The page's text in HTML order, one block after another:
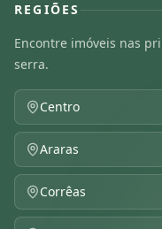
REGIÕES
Encontre imóveis nas
serra.
Centro
Araras
Corrêas